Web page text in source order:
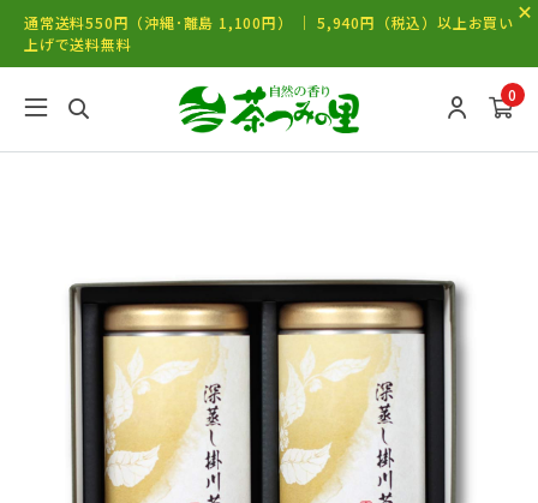
通常送料550円（沖縄･離島 1,100円） ｜ 5,940円（税込）以上お買い
上げで送料無料
0